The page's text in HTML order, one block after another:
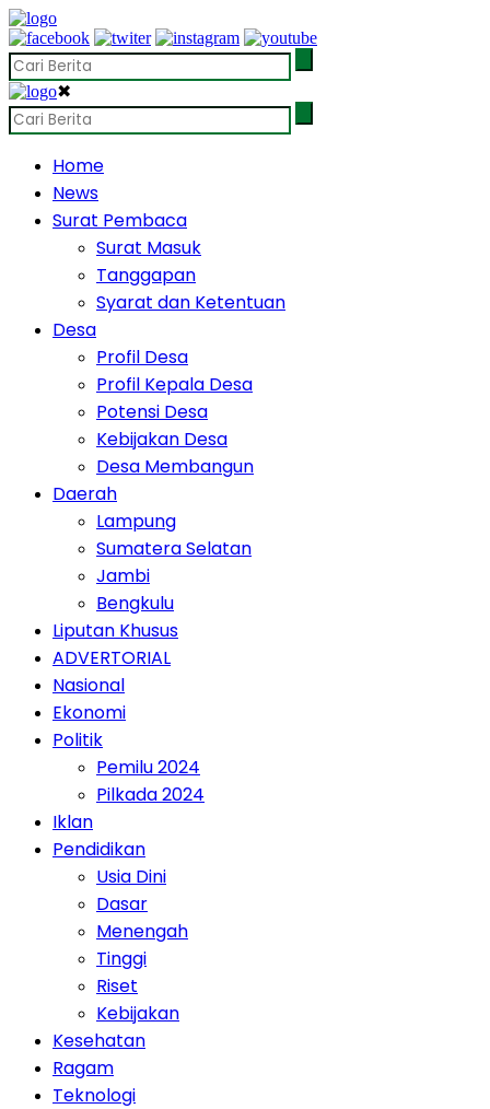
✖
Home
News
Surat Pembaca
Surat Masuk
Tanggapan
Syarat dan Ketentuan
Desa
Profil Desa
Profil Kepala Desa
Potensi Desa
Kebijakan Desa
Desa Membangun
Daerah
Lampung
Sumatera Selatan
Jambi
Bengkulu
Liputan Khusus
ADVERTORIAL
Nasional
Ekonomi
Politik
Pemilu 2024
Pilkada 2024
Iklan
Pendidikan
Usia Dini
Dasar
Menengah
Tinggi
Riset
Kebijakan
Kesehatan
Ragam
Teknologi